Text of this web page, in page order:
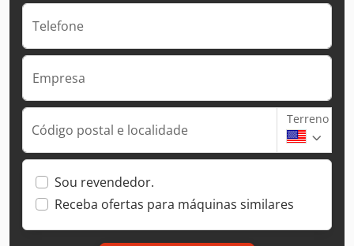
Telefone
Empresa
Código postal e localidade
Terreno
Sou revendedor.
Receba ofertas para máquinas similares